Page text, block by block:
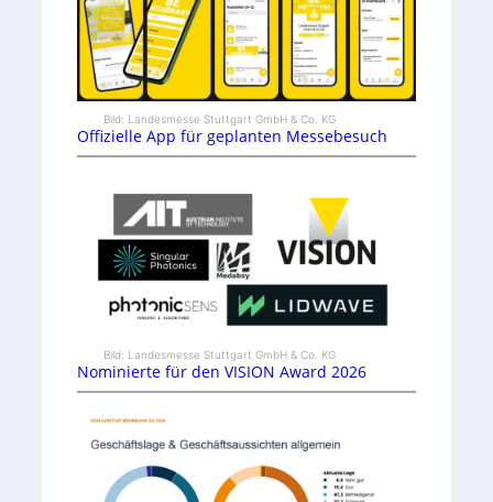
Bild: Landesmesse Stuttgart GmbH & Co. KG
Offizielle App für geplanten Messebesuch
Bild: Landesmesse Stuttgart GmbH & Co. KG
Nominierte für den VISION Award 2026